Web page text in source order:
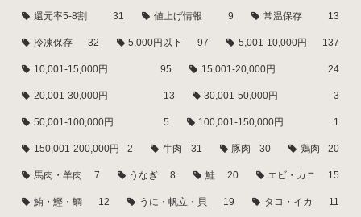
還元率5-8割 31 値上げ情報 9 常温保存 13
冷凍保存 32 5,000円以下 97 5,001-10,000円 137
10,001-15,000円 95 15,001-20,000円 24
20,001-30,000円 13 30,001-50,000円 3
50,001-100,000円 5 100,001-150,000円 1
150,001-200,000円 2 牛肉 31 豚肉 30 鶏肉 20
馬肉・羊肉 7 うなぎ 8 鮭 20 エビ・カニ 15
鮪・鰹・鯛 12 うに・帆立・貝 19 タコ・イカ 11